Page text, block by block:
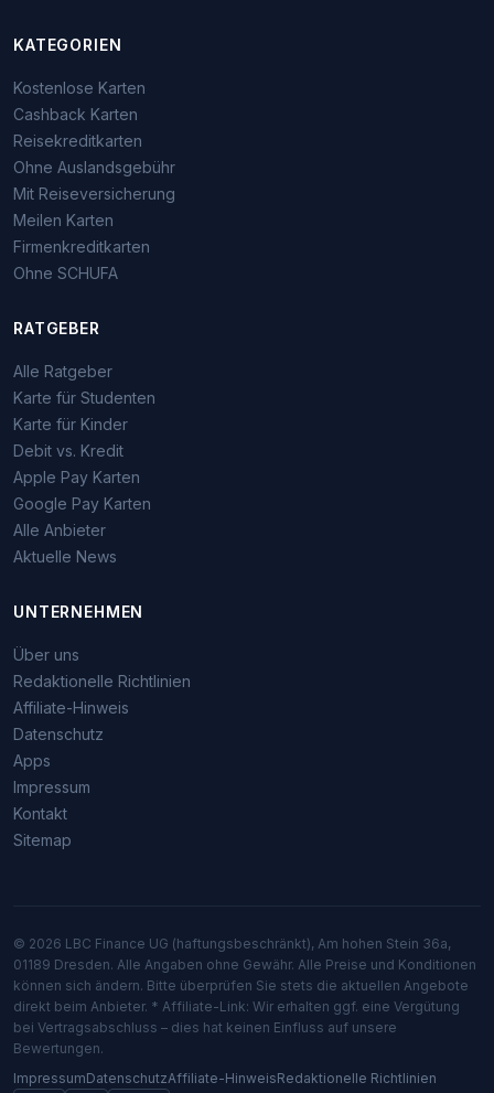
KATEGORIEN
Kostenlose Karten
Cashback Karten
Reisekreditkarten
Ohne Auslandsgebühr
Mit Reiseversicherung
Meilen Karten
Firmenkreditkarten
Ohne SCHUFA
RATGEBER
Alle Ratgeber
Karte für Studenten
Karte für Kinder
Debit vs. Kredit
Apple Pay Karten
Google Pay Karten
Alle Anbieter
Aktuelle News
UNTERNEHMEN
Über uns
Redaktionelle Richtlinien
Affiliate-Hinweis
Datenschutz
Apps
Impressum
Kontakt
Sitemap
© 2026 LBC Finance UG (haftungsbeschränkt), Am hohen Stein 36a,
01189 Dresden. Alle Angaben ohne Gewähr. Alle Preise und Konditionen
können sich ändern. Bitte überprüfen Sie stets die aktuellen Angebote
direkt beim Anbieter. * Affiliate-Link: Wir erhalten ggf. eine Vergütung
bei Vertragsabschluss – dies hat keinen Einfluss auf unsere
Bewertungen.
ImpressumDatenschutzAffiliate-HinweisRedaktionelle Richtlinien